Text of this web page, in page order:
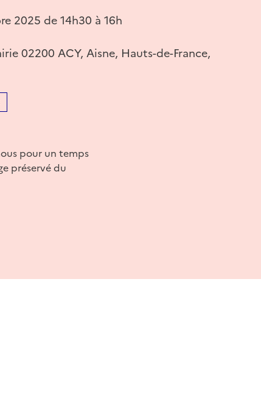
2025 de 14h30 à 16h
02200 ACY, Aisne, Hauts-de-France,
pour un temps
préservé du